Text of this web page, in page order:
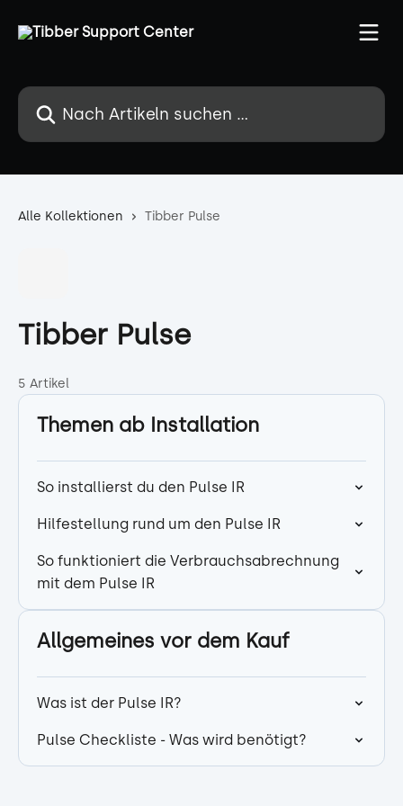
Nach Artikeln suchen …
Alle Kollektionen Tibber Pulse
Tibber Pulse
5 Artikel
Themen ab Installation
So installierst du den Pulse IR
Hilfestellung rund um den Pulse IR
So funktioniert die Verbrauchsabrechnung
mit dem Pulse IR
Allgemeines vor dem Kauf
Was ist der Pulse IR?
Pulse Checkliste - Was wird benötigt?